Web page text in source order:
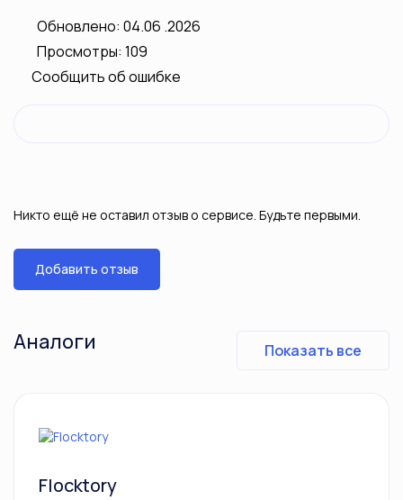
Обновлено: 04.06 .2026
Просмотры: 109
Сообщить об ошибке
Никто ещё не оставил отзыв о сервисе. Будьте первыми.
Добавить отзыв
Аналоги Показать все
Flocktory